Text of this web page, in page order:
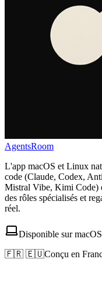
AgentsRoom
L'app macOS et Linux
code (Claude, Codex,
Mistral Vibe, Kimi Code)
des rôles spécialisés et
réel.
Disponible sur
🇫🇷 🇪🇺Conçu en